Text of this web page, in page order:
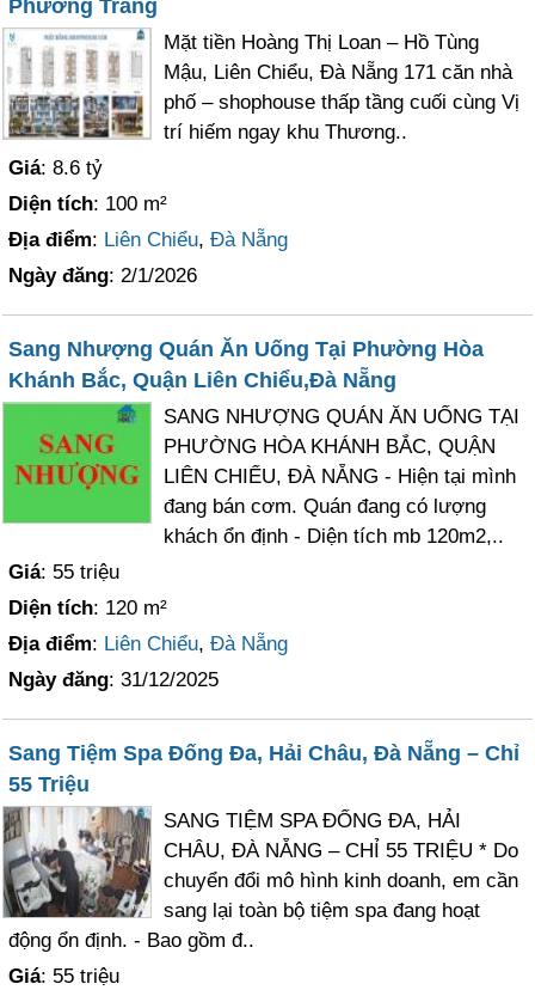
Phương Trang
Mặt tiền Hoàng Thị Loan – Hồ Tùng
Mậu, Liên Chiểu, Đà Nẵng 171 căn nhà
phố – shophouse thấp tầng cuối cùng Vị
trí hiếm ngay khu Thương..
Giá: 8.6 tỷ
Diện tích: 100 m²
Địa điểm: Liên Chiểu,Đà Nẵng
Ngày đăng: 2/1/2026
Sang Nhượng Quán Ăn Uống Tại Phường Hòa
Khánh Bắc, Quận Liên Chiểu,Đà Nẵng
SANG NHƯỢNG QUÁN ĂN UỐNG TẠI
PHƯỜNG HÒA KHÁNH BẮC, QUẬN
LIÊN CHIỂU, ĐÀ NẴNG - Hiện tại mình
đang bán cơm. Quán đang có lượng
khách ổn định - Diện tích mb 120m2,..
Giá: 55 triệu
Diện tích: 120 m²
Địa điểm: Liên Chiểu,Đà Nẵng
Ngày đăng: 31/12/2025
Sang Tiệm Spa Đống Đa, Hải Châu, Đà Nẵng – Chỉ
55 Triệu
SANG TIỆM SPA ĐỐNG ĐA, HẢI
CHÂU, ĐÀ NẴNG – CHỈ 55 TRIỆU * Do
chuyển đổi mô hình kinh doanh, em cần
sang lại toàn bộ tiệm spa đang hoạt
động ổn định. - Bao gồm đ..
Giá: 55 triệu